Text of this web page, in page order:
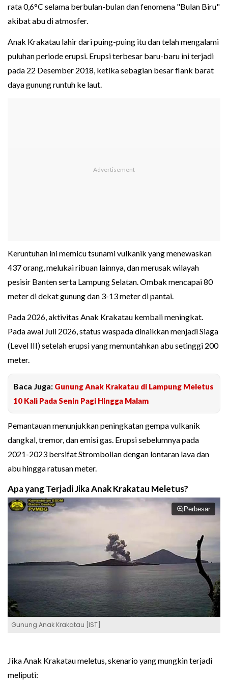
rata 0,6°C selama berbulan-bulan dan fenomena "Bulan Biru"
akibat abu di atmosfer.
Anak Krakatau lahir dari puing-puing itu dan telah mengalami
puluhan periode erupsi. Erupsi terbesar baru-baru ini terjadi
pada 22 Desember 2018, ketika sebagian besar flank barat
daya gunung runtuh ke laut.
Keruntuhan ini memicu tsunami vulkanik yang menewaskan
437 orang, melukai ribuan lainnya, dan merusak wilayah
pesisir Banten serta Lampung Selatan. Ombak mencapai 80
meter di dekat gunung dan 3-13 meter di pantai.
Pada 2026, aktivitas Anak Krakatau kembali meningkat.
Pada awal Juli 2026, status waspada dinaikkan menjadi Siaga
(Level III) setelah erupsi yang memuntahkan abu setinggi 200
meter.
Baca Juga: Gunung Anak Krakatau di Lampung Meletus
10 Kali Pada Senin Pagi Hingga Malam
Pemantauan menunjukkan peningkatan gempa vulkanik
dangkal, tremor, dan emisi gas. Erupsi sebelumnya pada
2021-2023 bersifat Strombolian dengan lontaran lava dan
abu hingga ratusan meter.
Apa yang Terjadi Jika Anak Krakatau Meletus?
Perbesar
Gunung Anak Krakatau [IST]
Jika Anak Krakatau meletus, skenario yang mungkin terjadi
meliputi: